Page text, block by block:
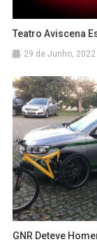
Teatro Aviscena
29 de Junho, 2022
GNR Deteve